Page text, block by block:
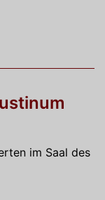
im Saal des